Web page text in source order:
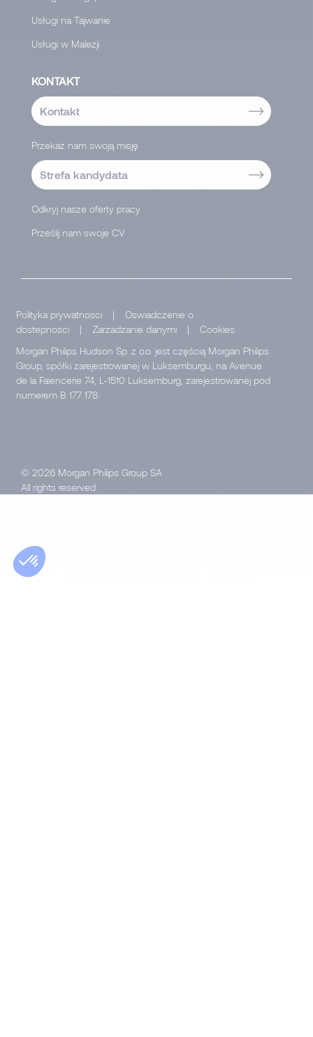
Usługi na Tajwanie
Usługi w Malezji
KONTAKT
Kontakt
Przekaż nam swoją misję
Strefa kandydata
Odkryj nasze oferty pracy
Prześlij nam swoje CV
Polityka prywatnosci |
Oswiadczenie o
dostepnosci
| Zarzadzanie danymi |
Cookies
Morgan Philips Hudson Sp. z o.o. jest częścią Morgan Philips
Group, spółki zarejestrowanej w Luksemburgu, na Avenue
de la Faïencerie 74, L-1510 Luksemburg, zarejestrowanej pod
numerem B 177 178.
© 2026 Morgan Philips Group SA
All rights reserved